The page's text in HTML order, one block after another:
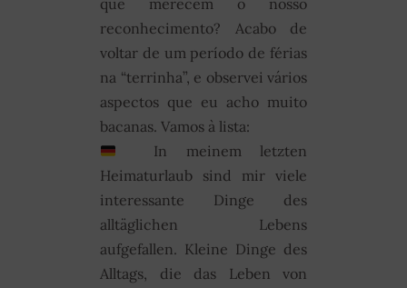
que merecem o nosso
reconhecimento? Acabo de
voltar de um período de férias
na “terrinha”, e observei vários
aspectos que eu acho muito
bacanas. Vamos à lista:
In meinem letzten
Heimaturlaub sind mir viele
interessante Dinge des
alltäglichen Lebens
aufgefallen. Kleine Dinge des
Alltags, die das Leben von